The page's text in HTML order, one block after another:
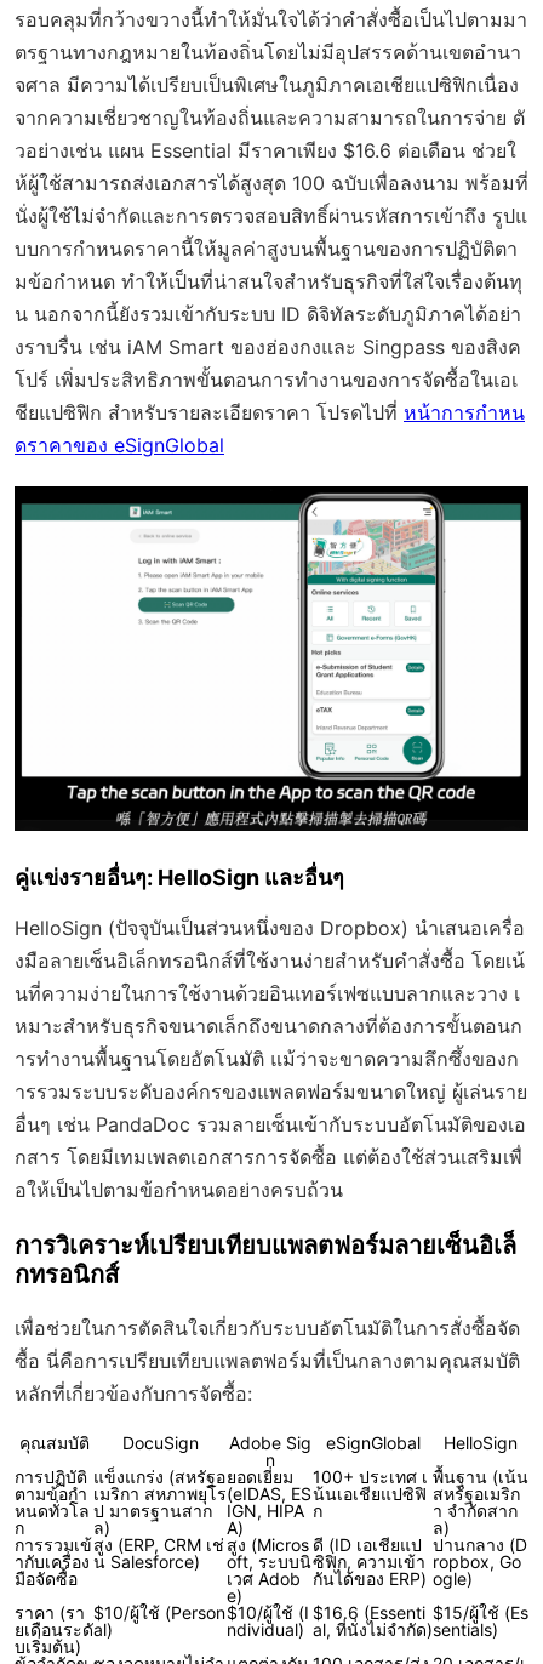
รอบคลุมที่กว้างขวางนี้ทำให้มั่นใจได้ว่าคำสั่งซื้อเป็นไปตามมา
ตรฐานทางกฎหมายในท้องถิ่นโดยไม่มีอุปสรรคด้านเขตอำนา
จศาล มีความได้เปรียบเป็นพิเศษในภูมิภาคเอเชียแปซิฟิกเนื่อง
จากความเชี่ยวชาญในท้องถิ่นและความสามารถในการจ่าย ตั
วอย่างเช่น แผน Essential มีราคาเพียง $16.6 ต่อเดือน ช่วยใ
ห้ผู้ใช้สามารถส่งเอกสารได้สูงสุด 100 ฉบับเพื่อลงนาม พร้อมที่
นั่งผู้ใช้ไม่จำกัดและการตรวจสอบสิทธิ์ผ่านรหัสการเข้าถึง รูปแ
บบการกำหนดราคานี้ให้มูลค่าสูงบนพื้นฐานของการปฏิบัติตา
มข้อกำหนด ทำให้เป็นที่น่าสนใจสำหรับธุรกิจที่ใส่ใจเรื่องต้นทุ
น นอกจากนี้ยังรวมเข้ากับระบบ ID ดิจิทัลระดับภูมิภาคได้อย่า
งราบรื่น เช่น iAM Smart ของฮ่องกงและ Singpass ของสิงค
โปร์ เพิ่มประสิทธิภาพขั้นตอนการทำงานของการจัดซื้อในเอเ
ชียแปซิฟิก สำหรับรายละเอียดราคา โปรดไปที่ หน้าการกำหน
ดราคาของ eSignGlobal
คู่แข่งรายอื่นๆ: HelloSign และอื่นๆ
HelloSign (ปัจจุบันเป็นส่วนหนึ่งของ Dropbox) นำเสนอเครื่อ
งมือลายเซ็นอิเล็กทรอนิกส์ที่ใช้งานง่ายสำหรับคำสั่งซื้อ โดยเน้
นที่ความง่ายในการใช้งานด้วยอินเทอร์เฟซแบบลากและวาง เ
หมาะสำหรับธุรกิจขนาดเล็กถึงขนาดกลางที่ต้องการขั้นตอนก
ารทำงานพื้นฐานโดยอัตโนมัติ แม้ว่าจะขาดความลึกซึ้งของก
ารรวมระบบระดับองค์กรของแพลตฟอร์มขนาดใหญ่ ผู้เล่นราย
อื่นๆ เช่น PandaDoc รวมลายเซ็นเข้ากับระบบอัตโนมัติของเอ
กสาร โดยมีเทมเพลตเอกสารการจัดซื้อ แต่ต้องใช้ส่วนเสริมเพื่
อให้เป็นไปตามข้อกำหนดอย่างครบถ้วน
การวิเคราะห์เปรียบเทียบแพลตฟอร์มลายเซ็นอิเล็
กทรอนิกส์
เพื่อช่วยในการตัดสินใจเกี่ยวกับระบบอัตโนมัติในการสั่งซื้อจัด
ซื้อ นี่คือการเปรียบเทียบแพลตฟอร์มที่เป็นกลางตามคุณสมบัติ
หลักที่เกี่ยวข้องกับการจัดซื้อ:
คุณสมบัติ DocuSign
Adobe Sig
n
eSignGlobal
HelloSign
การปฏิบัติ
ตามข้อกำ
หนดทั่วโล
ก
แข็งแกร่ง (สหรัฐอ
เมริกา สหภาพยุโร
ป มาตรฐานสาก
ล)
ยอดเยี่ยม
(eIDAS, ES
IGN, HIPA
A)
100+ ประเทศ เ
น้นเอเชียแปซิฟิ
ก
พื้นฐาน (เน้น
สหรัฐอเมริก
า จำกัดสาก
ล)
การรวมเข้
ากับเครื่อง
มือจัดซื้อ
สูง (ERP, CRM เช่
น Salesforce)
สูง (Micros
oft, ระบบนิ
เวศ Adob
e)
ดี (ID เอเชียแป
ซิฟิก, ความเข้า
กันได้ของ ERP)
ปานกลาง (D
ropbox, Go
ogle)
ราคา (รา
ยเดือนระดั
บเริ่มต้น)
$10/ผู้ใช้ (Person
al)
$10/ผู้ใช้ (I
ndividual)
$16.6 (Essenti
al, ที่นั่งไม่จำกัด)
$15/ผู้ใช้ (Es
sentials)